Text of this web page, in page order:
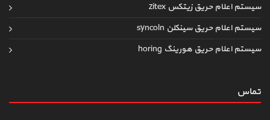
سیستم اعلام حریق زیتکس zitex
سیستم اعلام حریق سینکلن syncoln
سیستم اعلام حریق هورینگ horing
تماس